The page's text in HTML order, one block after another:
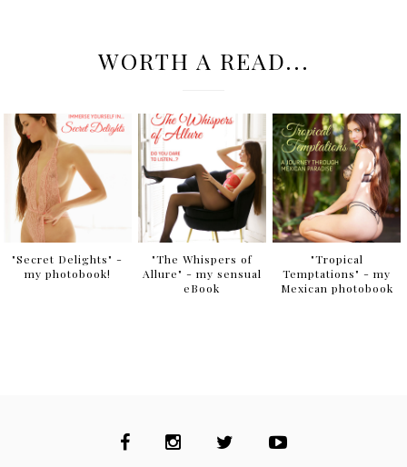
WORTH A READ...
"Secret Delights" -
my photobook!
"The Whispers of
Allure" - my sensual
eBook
"Tropical
Temptations" - my
Mexican photobook